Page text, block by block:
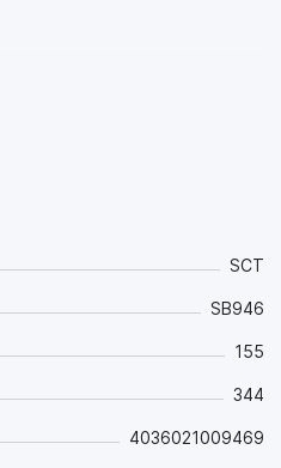
SCT
SB946
155
344
4036021009469